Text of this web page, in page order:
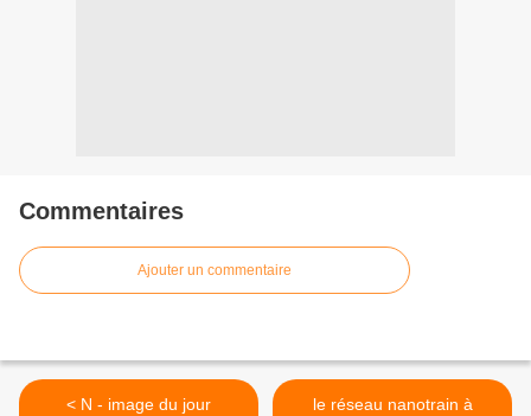
Commentaires
Ajouter un commentaire
< N - image du jour
le réseau nanotrain à